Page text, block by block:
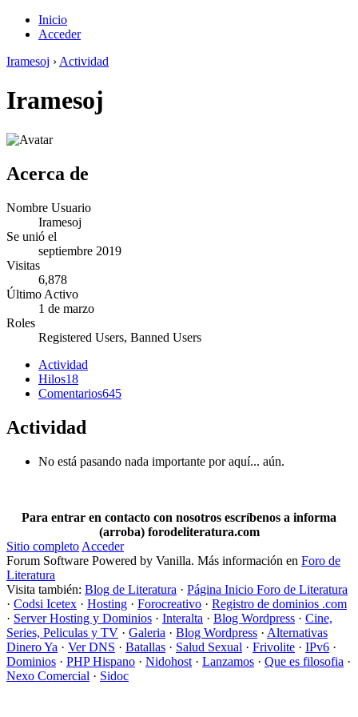
Inicio
Acceder
Iramesoj › Actividad
Iramesoj
Acerca de
Nombre Usuario
Iramesoj
Se unió el
septiembre 2019
Visitas
6,878
Último Activo
1 de marzo
Roles
Registered Users, Banned Users
Actividad
Hilos18
Comentarios645
Actividad
No está pasando nada importante por aquí... aún.
Para entrar en contacto con nosotros escríbenos a informa
(arroba) forodeliteratura.com
Sitio completo Acceder
Forum Software Powered by Vanilla. Más información en Foro de
Literatura
Visita también: Blog de Literatura · Página Inicio Foro de Literatura
· Codsi Icetex · Hosting · Forocreativo · Registro de dominios .com
· Server Hosting y Dominios · Interalta · Blog Wordpress · Cine,
Series, Peliculas y TV · Galeria · Blog Wordpress · Alternativas
Dinero Ya · Ver DNS · Batallas · Salud Sexual · Frivolite · IPv6 ·
Dominios · PHP Hispano · Nidohost · Lanzamos · Que es filosofia ·
Nexo Comercial · Sidoc